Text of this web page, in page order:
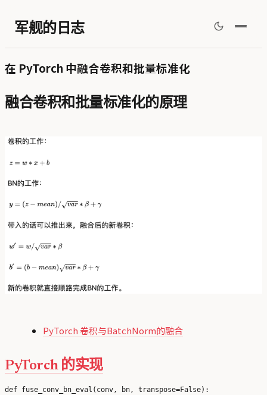
军舰的日志
在 PyTorch 中融合卷积和批量标准化
融合卷积和批量标准化的原理
PyTorch 卷积与BatchNorm的融合
PyTorch 的实现
def fuse_conv_bn_eval(conv, bn, transpose=False):